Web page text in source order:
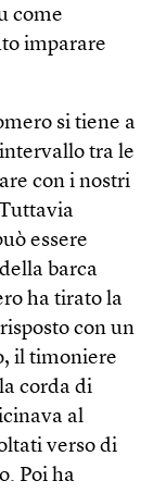
come
imparare
si tiene a
tra le
con i nostri
essere
barca
ha tirato la
con un
il timoniere
corda di
al
verso di
Poi ha